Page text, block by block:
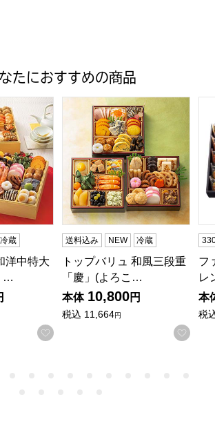
たにおすすめの商品
洋中特大二段重「饗宴」(きょうえん)【4
冷蔵
洋中特大
…
お気に入りに登録する
トップバリュ 和風三段重「
送料込み NEW 冷蔵
トップバリュ 和風三段重
「慶」(よろこ…
本体 10,800円
税込 11,664円
お気
フ
レ
本
税